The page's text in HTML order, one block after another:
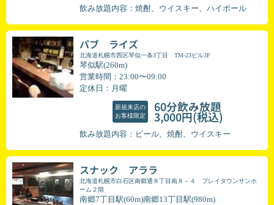
飲み放題内容：焼酎、ウイスキー、ハイボール
パブ ライズ
北海道札幌市西区琴似一条3丁目 TM-23ビル3F
琴似駅(260m)
営業時間：23:00〜09:00
定休日：月曜
新規来店の
お客様限定
60分飲み放題
3,000円(税込)
飲み放題内容：ビール、焼酎、ウイスキー
スナック アララ
北海道札幌市白石区南郷通８丁目南８－４ プレイタウンサンホ
ーム２階
南郷7丁目駅(60m)南郷13丁目駅(980m)